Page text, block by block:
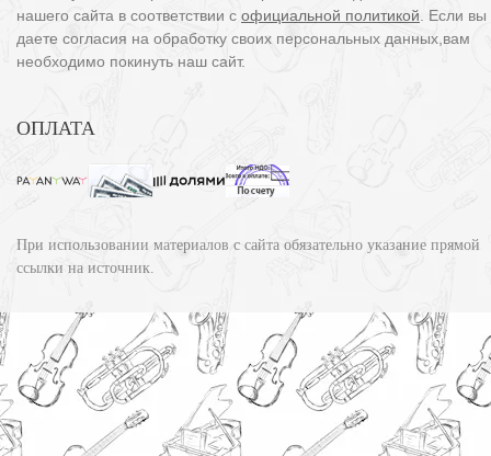
нашего сайта в соответствии с официальной политикой . Если
даете согласия на обработку своих персональных данных,вам
необходимо покинуть наш сайт.
ОПЛАТА
При использовании материалов с сайта обязательно указание прямой
ссылки на источник.